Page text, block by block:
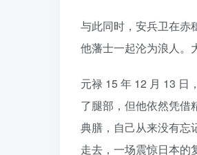
与此同时，安兵卫在赤
他藩士一起沦为浪人。
元禄 15 年 12 月 13 日
了腿部，但他依然凭借
典膳，自己从来没有忘
走去，一场震惊日本的